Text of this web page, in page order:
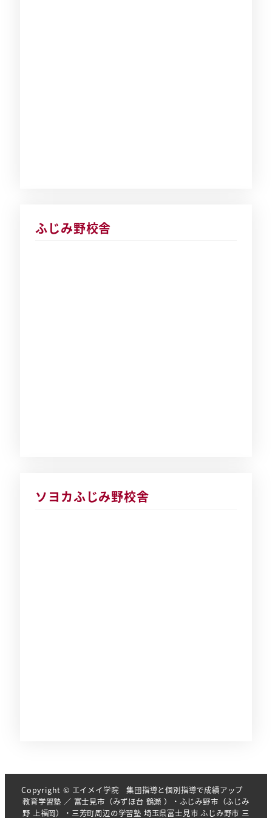
ふじみ野校舎
ソヨカふじみ野校舎
Copyright © エイメイ学院 集団指導と個別指導で成績アップ
教育学習塾 ／ 富士見市（みずほ台 鶴瀬 ）・ふじみ野市（ふじみ
野 上福岡）・三芳町周辺の学習塾 埼玉県富士見市 ふじみ野市 三